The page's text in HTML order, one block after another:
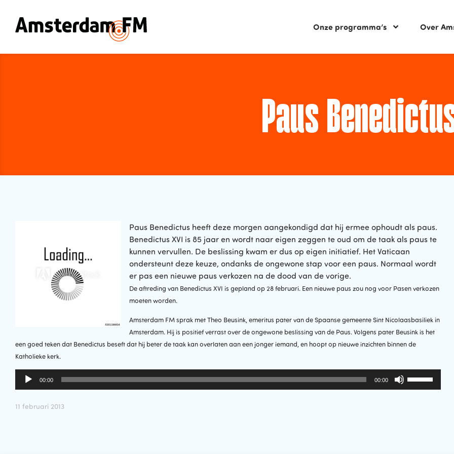
Onze programma’s Over
Paus
Paus Benedictus heeft deze morgen aangekondigd dat hij ermee ophoudt als paus.
Benedictus XVI is 85 jaar en wordt naar eigen zeggen te oud om de taak als paus te
kunnen vervullen. De beslissing kwam er dus op eigen initiatief. Het Vaticaan
ondersteunt deze keuze, ondanks de ongewone stap voor een paus. Normaal wordt
er pas een nieuwe paus verkozen na de dood van de vorige.
De aftreding van Benedictus XVI is gepland op 28 februari. Een nieuwe paus zou nog voor Pasen verkozen
moeten worden.
Amsterdam FM sprak met Theo Beusink, emeritus pater van de Spaanse gemeente Sint Nicolaasbasiliek in
Amsterdam. Hij is positief verrast over de ongewone beslissing van de Paus. Volgens pater Beusink is het
een goed teken dat Benedictus beseft dat hij beter de taak kan overlaten aan een jonger iemand, en hoopt op nieuwe inzichten binnen de
Katholieke kerk.
Audiospeler
00:00 00:00
11 februari 2013